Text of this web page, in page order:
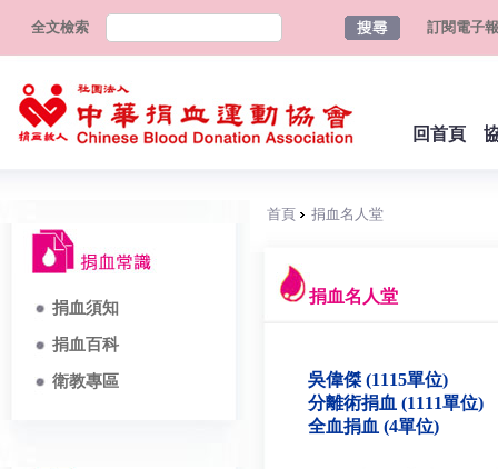
全文檢索 訂閱電子報
回首頁
捐血須知
捐血百科
衛教專區
首頁 捐血名人堂
捐血名人堂
吳偉傑 (1115單位)
分離術捐血 (1111單位)
全血捐血 (4單位)